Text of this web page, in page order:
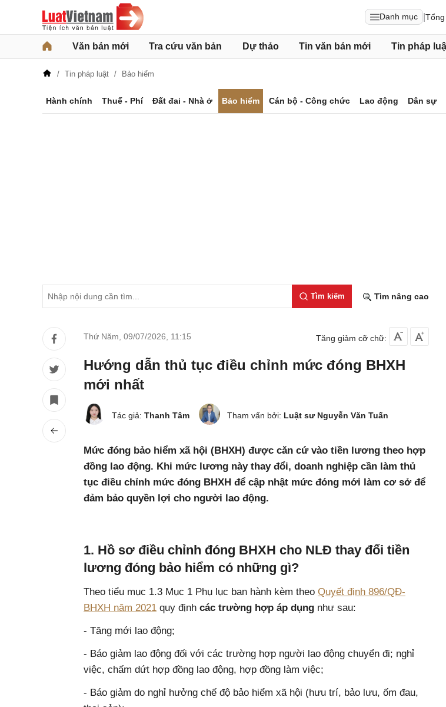
Danh mục
Văn bản mới Tra cứu văn bản Dự thảo Tin văn bản mới Tin pháp
Tin pháp luật Bảo hiểm
Hành chính Thuế - Phí Đất đai - Nhà ở Bảo hiểm Cán bộ - Công chức Lao động Dân sự
Tìm kiếm Tìm nâng cao
Thứ Năm, 09/07/2026 11:15 Tăng giảm cỡ chữ:
Hướng dẫn thủ tục điều chỉnh mức đóng BHXH
mới nhất
Tác giả: Thanh Tâm Tham vấn bởi: Luật sư Nguyễn Văn Tuấn
Mức đóng bảo hiểm xã hội (BHXH) được căn cứ vào tiền lương theo hợp
đồng lao động. Khi mức lương này thay đổi, doanh nghiệp cần làm thủ
tục điều chỉnh mức đóng BHXH để cập nhật mức đóng mới làm cơ sở để
đảm bảo quyền lợi cho người lao động.
1. Hồ sơ điều chỉnh đóng BHXH cho NLĐ thay đổi tiền
lương đóng bảo hiểm có những gì?
Theo tiểu mục 1.3 Mục 1 Phụ lục ban hành kèm theo Quyết định 896/QĐ-
BHXH năm 2021 quy định các trường hợp áp dụng như sau:
- Tăng mới lao động;
- Báo giảm lao động đối với các trường hợp người lao động chuyển đi; nghỉ
việc, chấm dứt hợp đồng lao động, hợp đồng làm việc;
- Báo giảm do nghỉ hưởng chế độ bảo hiểm xã hội (hưu trí, bảo lưu, ốm đau,